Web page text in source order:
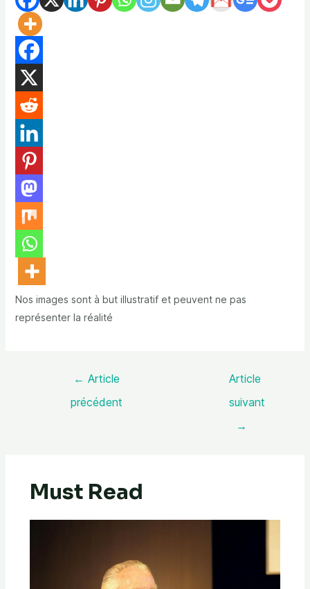
Nos images sont à but illustratif et peuvent ne pas
représenter la réalité
← Article
précédent
Article
suivant
→
Must Read